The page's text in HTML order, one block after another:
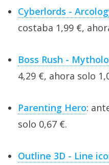
Cyberlords -
costaba 1,99 €,
Boss Rush -
4,29 €, ahora solo
Parenting Hero:
solo 0,67 €.
Outline 3D - Line